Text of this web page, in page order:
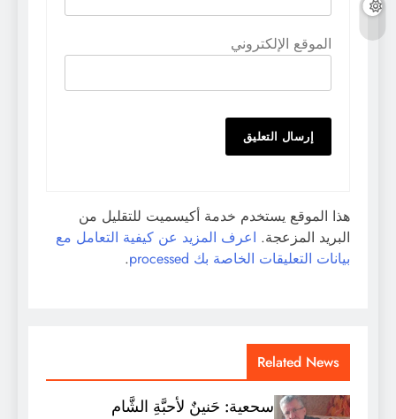
الموقع الإلكتروني
هذا الموقع يستخدم خدمة أكيسميت للتقليل من
البريد المزعجة. اعرف المزيد عن كيفية التعامل مع
بيانات التعليقات الخاصة بك processed
.
Related News
سحعية: حَنينٌ لأحبَّةِ الشَّام